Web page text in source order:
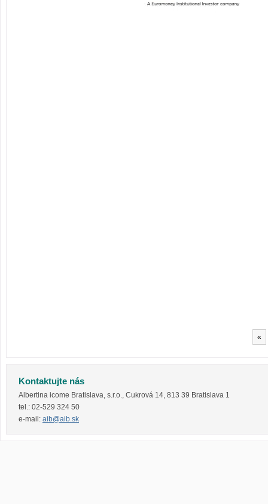
«
Kontaktujte nás
Albertina icome Bratislava, s.r.o., Cukrová 14, 813 39 Bratislava 1
tel.: 02-529 324 50
e-mail: aib@aib.sk